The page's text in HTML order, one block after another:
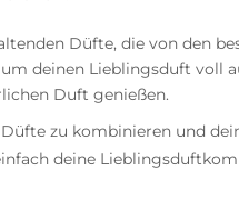
Düfte, die von den
deinen Lieblingsduft voll
Duft genießen.
zu kombinieren und
deine